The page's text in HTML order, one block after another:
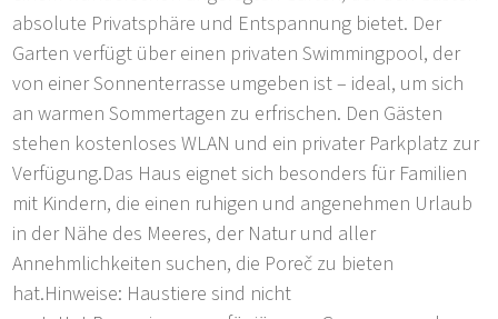
absolute Privatsphäre und Entspannung bietet. Der
Garten verfügt über einen privaten Swimmingpool, der
von einer Sonnenterrasse umgeben ist – ideal, um sich
an warmen Sommertagen zu erfrischen. Den Gästen
stehen kostenloses WLAN und ein privater Parkplatz zur
Verfügung.Das Haus eignet sich besonders für Familien
mit Kindern, die einen ruhigen und angenehmen Urlaub
in der Nähe des Meeres, der Natur und aller
Annehmlichkeiten suchen, die Poreč zu bieten
hat.Hinweise: Haustiere sind nicht